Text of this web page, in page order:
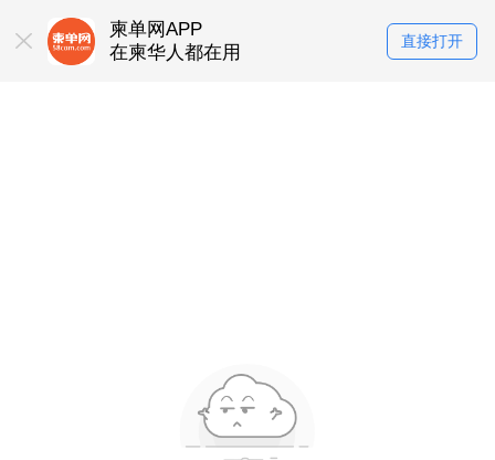
柬单网APP
在柬华人都在用
直接打开